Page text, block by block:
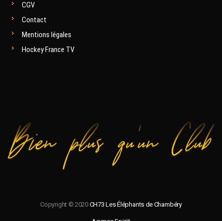
CGV
Contact
Mentions légales
Hockey France TV
Copyright © 2020 CH73 Les Éléphants de Chambéry